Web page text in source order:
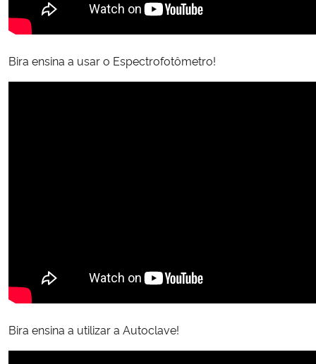
Bira ensina a usar o Espectrofotômetro!
Bira ensina a utilizar a Autoclave!